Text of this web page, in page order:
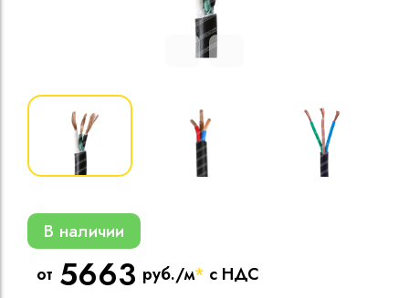
Кабели
изоляцией
В наличии
от 5663 руб./м* с НДС